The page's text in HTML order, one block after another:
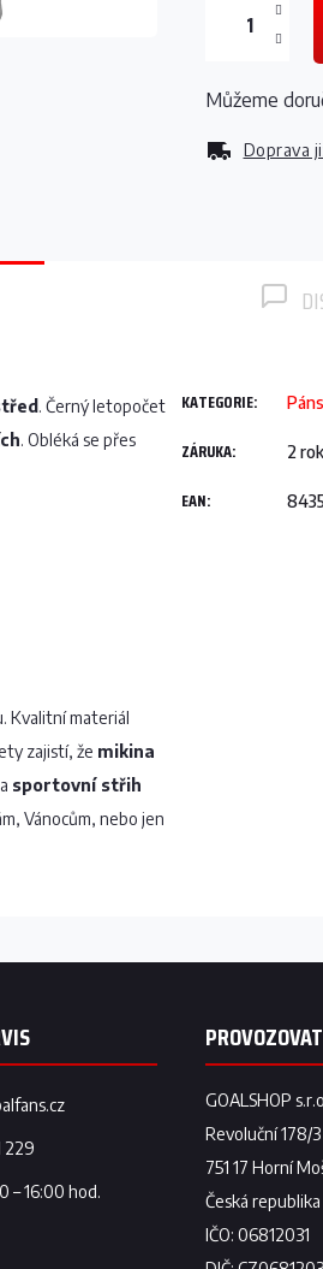
Doprava
Můžeme
. Černý letopočet
. Obléká se přes
Kvalitní materiál
zajistí, že mikina
a sportovní střih
Vánocům, nebo jen
KATEGORIE:
ZÁRUKA: 2
EAN:
229